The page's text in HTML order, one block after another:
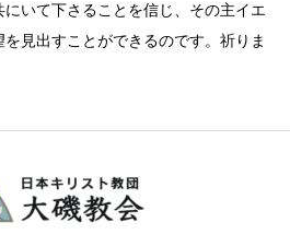
いて下さることを信じ、その主イエ
見出すことができるのです。祈りま